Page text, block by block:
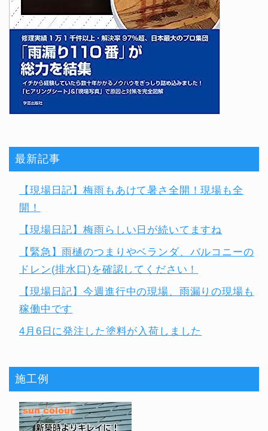
最新記事
【現場日記】梅雨もあけて暑さ全開！現場も全
開！
【現場日記】梅雨らしい日が続いてますね
【緊急】雨樋のつまりやベランダ、バルコニーの
ドレン(排水口)を確認してください！
【現場日記】今週進行中の現場、雨漏りの現場も
稼働中です
4月6日に発注した塗料が入荷しました
施工例